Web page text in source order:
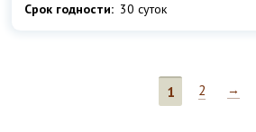
Срок годности: 30 суток
1 2 →